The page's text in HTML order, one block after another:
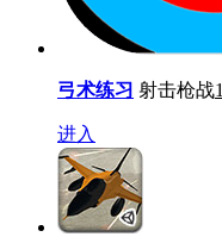
弓术练习 射击枪战
进入